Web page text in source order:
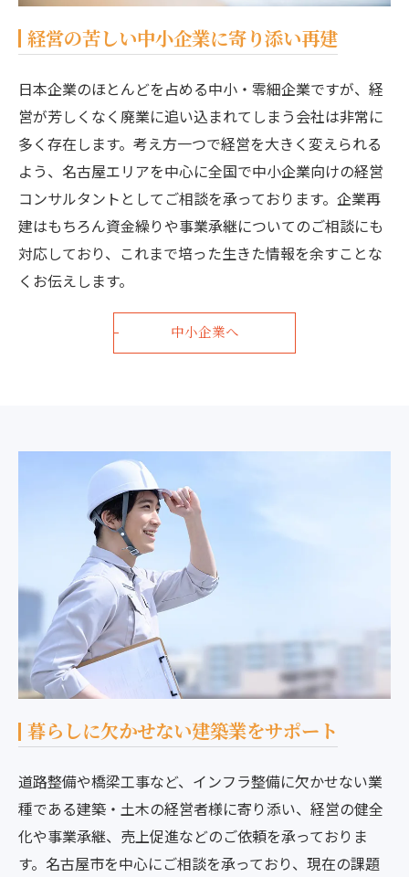
経営の苦しい中小企業に寄り添い再建
日本企業のほとんどを占める中小・零細企業ですが、経
営が芳しくなく廃業に追い込まれてしまう会社は非常に
多く存在します。考え方一つで経営を大きく変えられる
よう、名古屋エリアを中心に全国で中小企業向けの経営
コンサルタントとしてご相談を承っております。企業再
建はもちろん資金繰りや事業承継についてのご相談にも
対応しており、これまで培った生きた情報を余すことな
くお伝えします。
中小企業へ
暮らしに欠かせない建築業をサポート
道路整備や橋梁工事など、インフラ整備に欠かせない業
種である建築・土木の経営者様に寄り添い、経営の健全
化や事業承継、売上促進などのご依頼を承っておりま
す。名古屋市を中心にご相談を承っており、現在の課題